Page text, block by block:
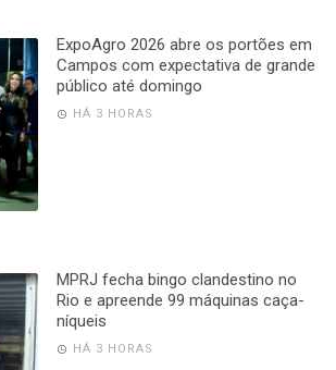
ExpoAgro 2026 abre os portões em
Campos com expectativa de grande
público até domingo
HÁ 3 HORAS
MPRJ fecha bingo clandestino no
Rio e apreende 99 máquinas caça-
níqueis
HÁ 3 HORAS